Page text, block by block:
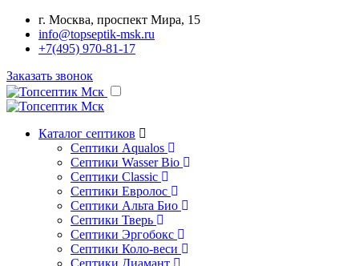
г. Москва, проспект Мира, 15
info@topseptik-msk.ru
+7(495) 970-81-17
Заказать звонок
Каталог септиков
Септики Aqualos
Септики Wasser Bio
Септики Classic
Септики Евролос
Септики Альта Био
Септики Тверь
Септики Эргобокс
Септики Коло-веси
Септики Диамант